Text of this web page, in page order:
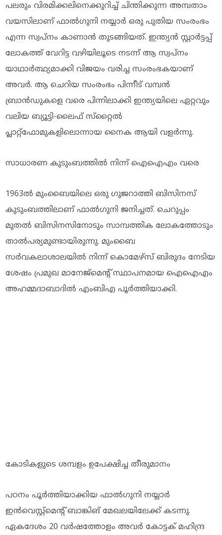
പലരും വിരമിക്കലിനെക്കുറിച്ച് ചിന്തിക്കുന്ന അമ്പതാം
വയസിലാണ് ഫാല്‍ഗുനി നയ്യാര്‍ ഒരു പുതിയ സംരംഭം
എന്ന സ്വപ്നം കാണാന്‍ തുടങ്ങിയത്. ഇന്ത്യന്‍ സ്റ്റാര്‍ട്ടപ്പ്
ലോകത്ത് വേറിട്ട വഴിയിലൂടെ നടന്ന് ആ സ്വപ്നം
യാഥാര്‍ത്ഥ്യമാക്കി വിജയം വരിച്ച സംരംഭകയാണ്
അവര്‍. ആ ചെറിയ സംരംഭം പിന്നീട് വമ്പന്‍
ബ്രാന്‍ഡുകളെ വരെ പിന്നിലാക്കി ഇന്ത്യയിലെ ഏറ്റവും
വലിയ ബ്യൂട്ടി-ലൈഫ് സ്‌റ്റൈല്‍
പ്ലാറ്റ്‌ഫോമുകളിലൊന്നായ നൈക ആയി വളര്‍ന്നു.
സാധാരണ കുടുംബത്തില്‍ നിന്ന് ഐഐഎം വരെ
1963ല്‍ മുംബൈയിലെ ഒരു ഗുജറാത്തി ബിസിനസ്
കുടുംബത്തിലാണ് ഫാല്‍ഗുനി ജനിച്ചത്. ചെറുപ്പം
മുതല്‍ ബിസിനസിനോടും സാമ്പത്തിക ലോകത്തോടും
താല്‍പര്യമുണ്ടായിരുന്നു. മുംബൈ
സര്‍വകലാശാലയില്‍ നിന്ന് കൊമേഴ്‌സ് ബിരുദം നേടിയ
ശേഷം പ്രമുഖ മാനേജ്‌മെന്റ് സ്ഥാപനമായ ഐഐഎം
അഹമ്മദാബാദില്‍ എംബിഎ പൂര്‍ത്തിയാക്കി.
കോടികളുടെ ശമ്പളം ഉപേക്ഷിച്ച തീരുമാനം
പഠനം പൂര്‍ത്തിയാക്കിയ ഫാല്‍ഗുനി നയ്യാര്‍
ഇന്‍വെസ്റ്റ്‌മെന്റ് ബാങ്കിങ് മേഖലയിലേക്ക് കടന്നു.
ഏകദേശം 20 വര്‍ഷത്തോളം അവര്‍ കോട്ടക് മഹിന്ദ്ര